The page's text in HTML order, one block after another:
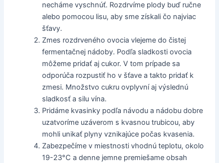
necháme vyschnúť. Rozdrvíme plody buď ručne
alebo pomocou lisu, aby sme získali čo najviac
šťavy.
Zmes rozdrveného ovocia vlejeme do čistej
fermentačnej nádoby. Podľa sladkosti ovocia
môžeme pridať aj cukor. V tom prípade sa
odporúča rozpustiť ho v šťave a takto pridať k
zmesi. Množstvo cukru ovplyvní aj výslednú
sladkosť a silu vína.
Pridáme kvasinky podľa návodu a nádobu dobre
uzatvoríme uzáverom s kvasnou trubicou, aby
mohli unikať plyny vznikajúce počas kvasenia.
Zabezpečíme v miestnosti vhodnú teplotu, okolo
19-23°C a denne jemne premiešame obsah